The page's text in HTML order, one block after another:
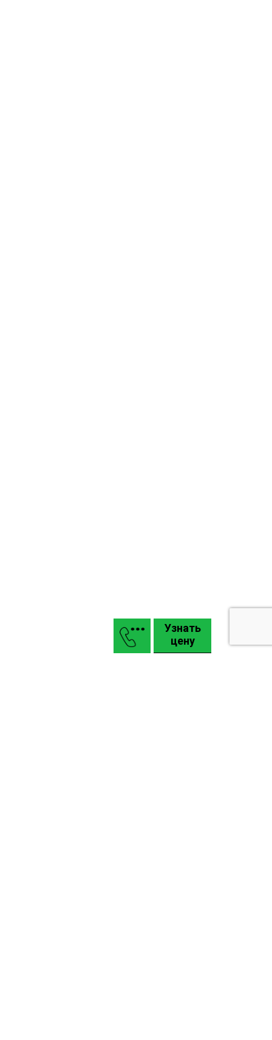
Узнать
цену